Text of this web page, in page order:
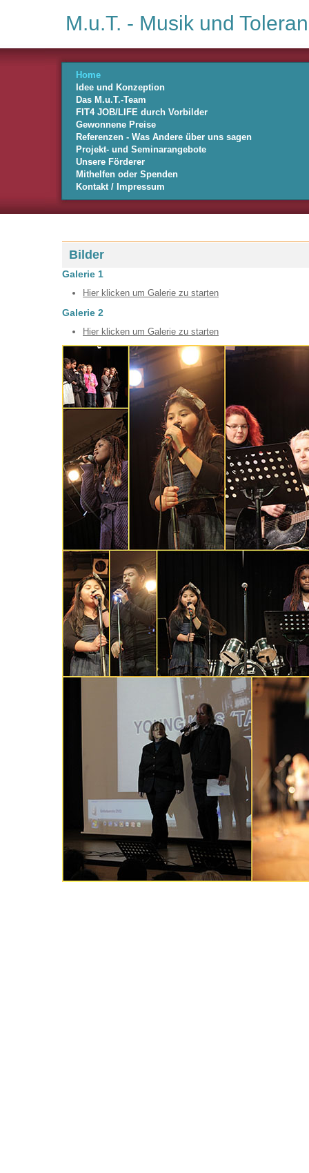
M.u.T. - Musik und
Home
Idee und Konzeption
Das M.u.T.-Team
FIT4 JOB/LIFE durch Vorbilder
Gewonnene Preise
Referenzen - Was Andere über uns sagen
Projekt- und Seminarangebote
Unsere Förderer
Mithelfen oder Spenden
Kontakt / Impressum
Bilder
Galerie 1
Hier klicken um Galerie zu starten
Galerie 2
Hier klicken um Galerie zu starten